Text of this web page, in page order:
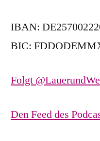
IBAN:
BIC:
Folgt
Den Feed des